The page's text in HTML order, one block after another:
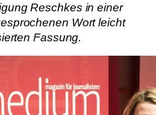
Reschkes in einer
Wort leicht
Fassung.